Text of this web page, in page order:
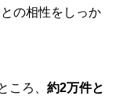
の相性をしっか
ころ、 約2万件と